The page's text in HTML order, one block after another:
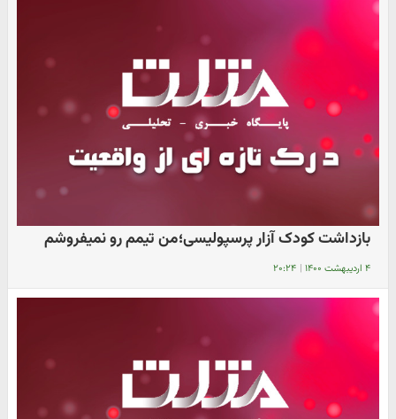
بازداشت کودک آزار پرسپولیسی؛من تیمم رو نمیفروشم
۴ اردیبهشت ۱۴۰۰ | ۲۰:۲۴